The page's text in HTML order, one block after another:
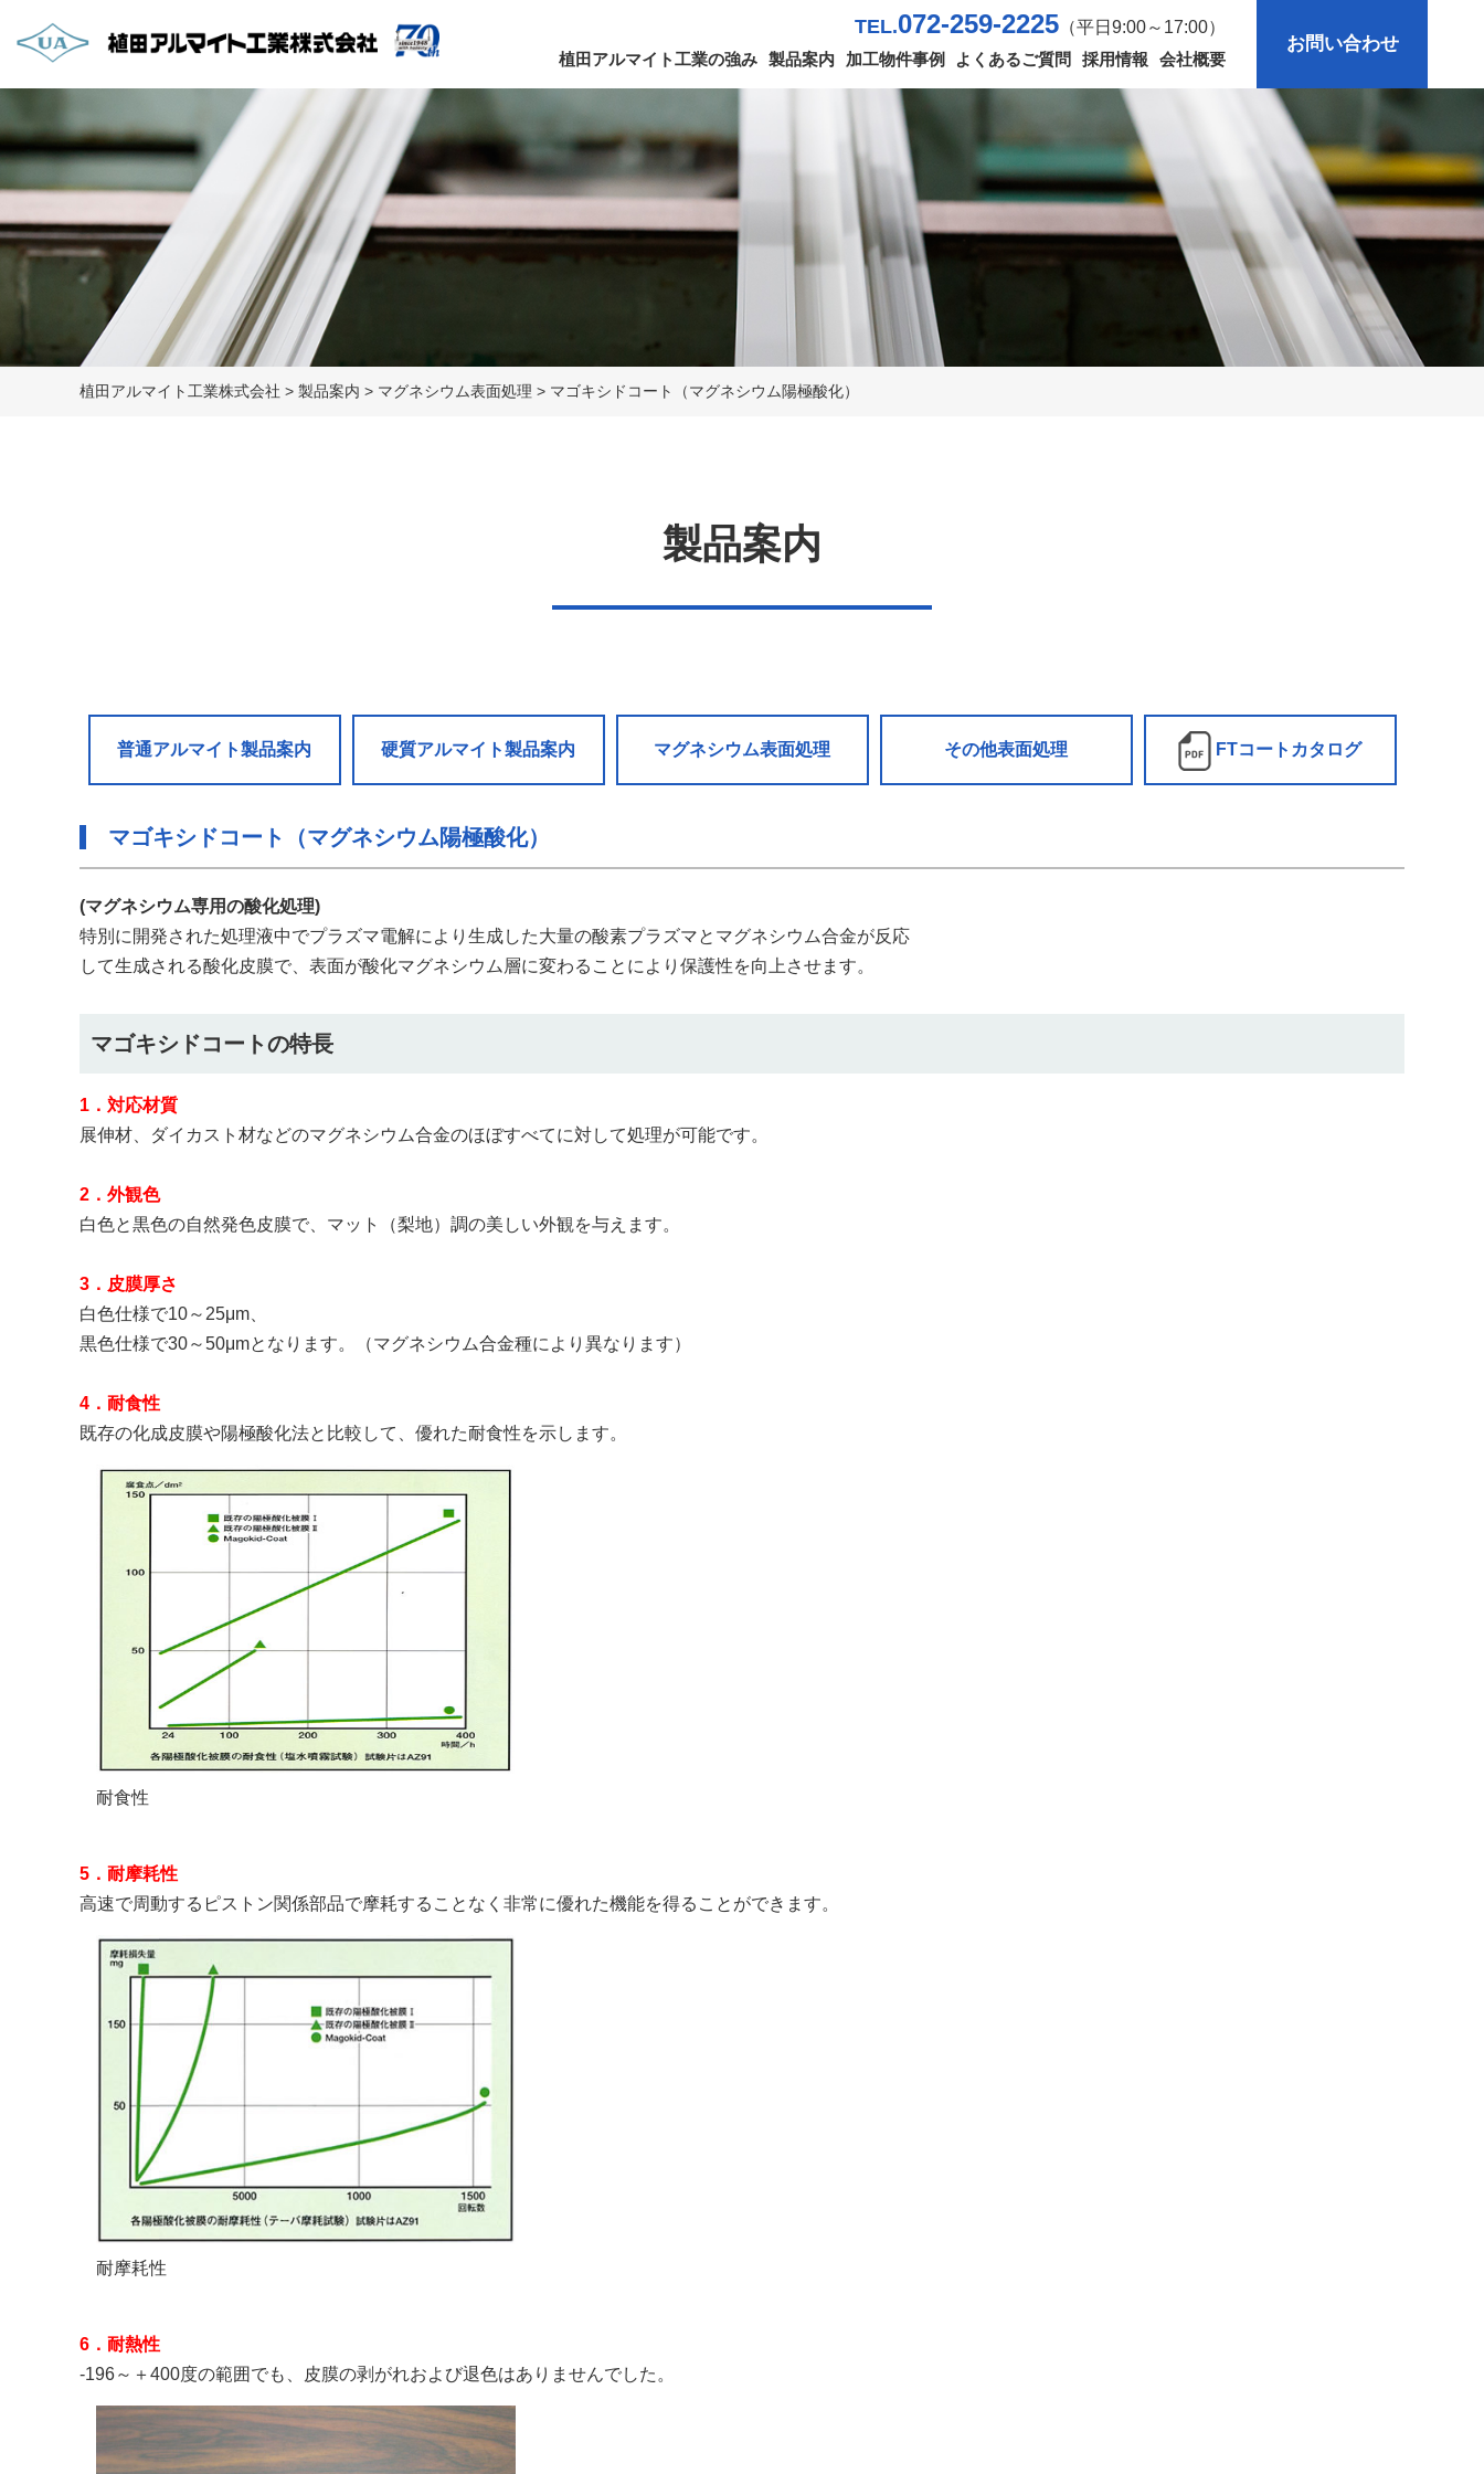
TEL.072-259-2225 （平日9:00～17:00）
植田アルマイト工業の強み
製品案内 加工物件事例 よくあるご質問 採用情報 会社概要
お問い合わせ
植田アルマイト工業株式会社 > 製品案内 > マグネシウム表面処理 > マゴキシドコート（マグネシウム陽極酸化）
製品案内
普通アルマイト製品案内 硬質アルマイト製品案内 マグネシウム表面処理 その他表面処理 FTコートカタログ
マゴキシドコート（マグネシウム陽極酸化）
(マグネシウム専用の酸化処理)
特別に開発された処理液中でプラズマ電解により生成した大量の酸素プラズマとマグネシウム合金が反応
して生成される酸化皮膜で、表面が酸化マグネシウム層に変わることにより保護性を向上させます。
マゴキシドコートの特長
1．対応材質
展伸材、ダイカスト材などのマグネシウム合金のほぼすべてに対して処理が可能です。
2．外観色
白色と黒色の自然発色皮膜で、マット（梨地）調の美しい外観を与えます。
3．皮膜厚さ
白色仕様で10～25μm、
黒色仕様で30～50μmとなります。（マグネシウム合金種により異なります）
4．耐食性
既存の化成皮膜や陽極酸化法と比較して、優れた耐食性を示します。
耐食性
5．耐摩耗性
高速で周動するピストン関係部品で摩耗することなく非常に優れた機能を得ることができます。
耐摩耗性
6．耐熱性
-196～＋400度の範囲でも、皮膜の剥がれおよび退色はありませんでした。